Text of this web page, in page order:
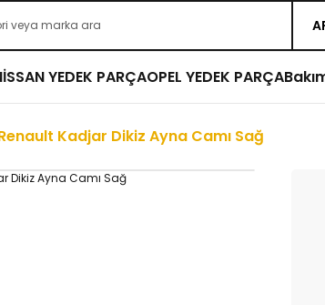
YEDEK PARÇAOPEL YEDEK PARÇA
Kadjar Dikiz Ayna Camı Sağ